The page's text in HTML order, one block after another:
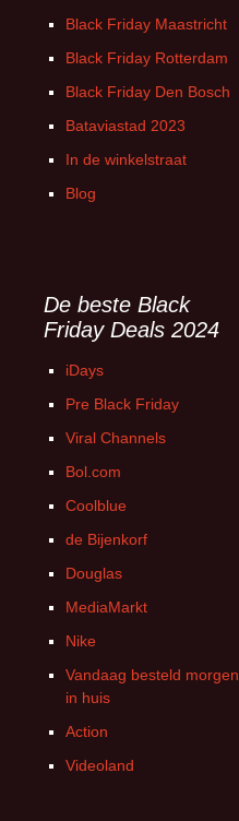
Black Friday Maastricht
Black Friday Rotterdam
Black Friday Den Bosch
Bataviastad 2023
In de winkelstraat
Blog
De beste Black
Friday Deals 2024
iDays
Pre Black Friday
Viral Channels
Bol.com
Coolblue
de Bijenkorf
Douglas
MediaMarkt
Nike
Vandaag besteld morgen
in huis
Action
Videoland